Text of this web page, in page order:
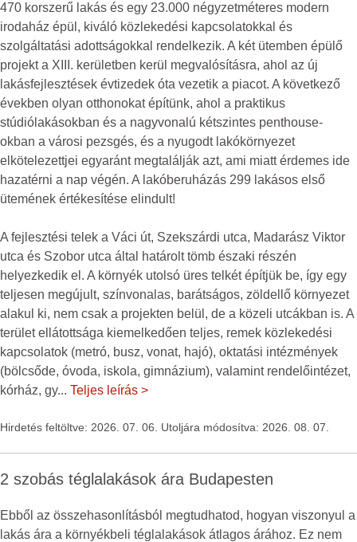
470 korszerű lakás és egy 23.000 négyzetméteres modern
irodaház épül, kiváló közlekedési kapcsolatokkal és
szolgáltatási adottságokkal rendelkezik. A két ütemben épülő
projekt a XIII. kerületben kerül megvalósításra, ahol az új
lakásfejlesztések évtizedek óta vezetik a piacot. A következő
években olyan otthonokat építünk, ahol a praktikus
stúdiólakásokban és a nagyvonalú kétszintes penthouse-
okban a városi pezsgés, és a nyugodt lakókörnyezet
elkötelezettjei egyaránt megtalálják azt, ami miatt érdemes ide
hazatérni a nap végén. A lakóberuházás 299 lakásos első
ütemének értékesítése elindult!
A fejlesztési telek a Váci út, Szekszárdi utca, Madarász Viktor
utca és Szobor utca által határolt tömb északi részén
helyezkedik el. A környék utolsó üres telkét építjük be, így egy
teljesen megújult, színvonalas, barátságos, zöldellő környezet
alakul ki, nem csak a projekten belül, de a közeli utcákban is. A
terület ellátottsága kiemelkedően teljes, remek közlekedési
kapcsolatok (metró, busz, vonat, hajó), oktatási intézmények
(bölcsőde, óvoda, iskola, gimnázium), valamint rendelőintézet,
kórház, gy... Teljes leírás >
Hirdetés feltöltve: 2026. 07. 06. Utoljára módosítva: 2026. 08. 07.
2 szobás téglalakások ára Budapesten
Ebből az összehasonlításból megtudhatod, hogyan viszonyul a
lakás ára a környékbeli téglalakások átlagos árához. Ez nem